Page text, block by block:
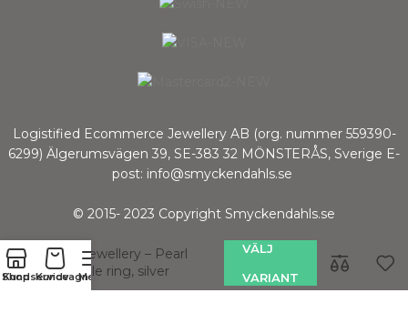
Logistified Ecommerce Jewellery AB (org. nummer 559390-
6299) Älgerumsvägen 39, SE-383 32 MÖNSTERÅS, Sverige E-
post: info@smyckendahls.se
© 2015- 2023 Copyright Smyckendahls.se
Shop
Kundservice
KundvagnMeny
CU Jewellery – Pearl
bubble ring, silver
VÄLJ
VARIANT